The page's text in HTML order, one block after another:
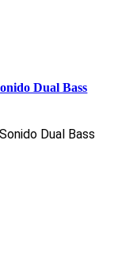
Dual Bass
Dual Bass